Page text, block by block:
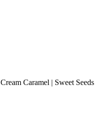
Cream Caramel | Sweet Seeds